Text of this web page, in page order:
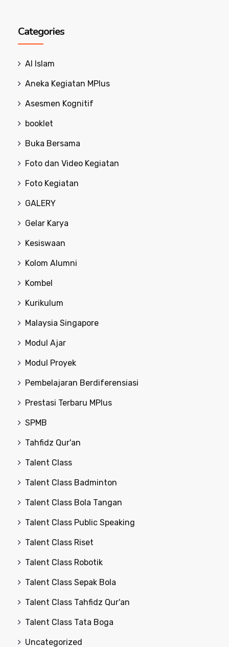
Categories
Al Islam
Aneka Kegiatan MPlus
Asesmen Kognitif
booklet
Buka Bersama
Foto dan Video Kegiatan
Foto Kegiatan
GALERY
Gelar Karya
Kesiswaan
Kolom Alumni
Kombel
Kurikulum
Malaysia Singapore
Modul Ajar
Modul Proyek
Pembelajaran Berdiferensiasi
Prestasi Terbaru MPlus
SPMB
Tahfidz Qur'an
Talent Class
Talent Class Badminton
Talent Class Bola Tangan
Talent Class Public Speaking
Talent Class Riset
Talent Class Robotik
Talent Class Sepak Bola
Talent Class Tahfidz Qur'an
Talent Class Tata Boga
Uncategorized